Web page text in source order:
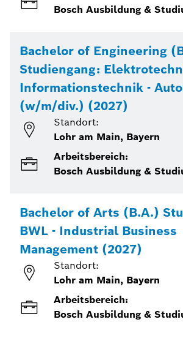
Bosch Ausbildung &
Bachelor of Engineering
Studiengang:
Informationstechnik -
(w/m/div.) (2027)
Standort:
Lohr am Main, Bayern
Arbeitsbereich:
Bosch Ausbildung &
Bachelor of Arts (B.A.)
BWL - Industrial Business
Management (2027)
Standort:
Lohr am Main, Bayern
Arbeitsbereich:
Bosch Ausbildung &